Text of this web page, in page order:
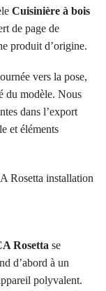
Cuisinière à bois
de page de
produit d’origine.
vers la pose,
du modèle. Nous
dans l’export
et éléments
Rosetta se
d’abord à un
polyvalent.